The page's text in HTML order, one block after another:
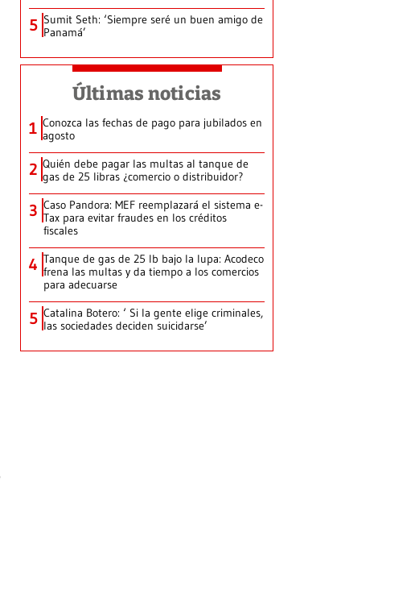
5 Sumit Seth: ‘Siempre seré un buen amigo de
Panamá’
Últimas noticias
1 Conozca las fechas de pago para jubilados en
agosto
2 Quién debe pagar las multas al tanque de
gas de 25 libras ¿comercio o distribuidor?
3 Caso Pandora: MEF reemplazará el sistema e-
Tax para evitar fraudes en los créditos
fiscales
4 Tanque de gas de 25 lb bajo la lupa: Acodeco
frena las multas y da tiempo a los comercios
para adecuarse
5 Catalina Botero: ‘ Si la gente elige criminales,
las sociedades deciden suicidarse’